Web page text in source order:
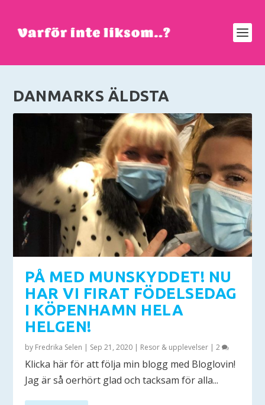
DANMARKS ÄLDSTA
PÅ MED MUNSKYDDET! NU
HAR VI FIRAT FÖDELSEDAG
I KÖPENHAMN HELA
HELGEN!
by Fredrika Selen | Sep 21, 2020 | Resor & upplevelser |2
Klicka här för att följa min blogg med Bloglovin!
Jag är så oerhört glad och tacksam för alla...